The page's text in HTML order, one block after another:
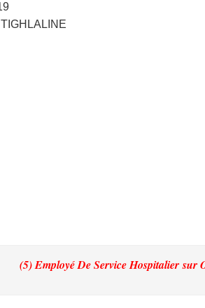
(5) Employé De Service Hospitaliersur